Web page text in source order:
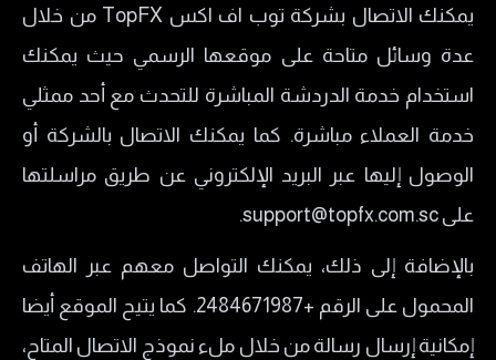
يمكنك الاتصال بشركة توب اف اكس TopFX من خلال
عدة وسائل متاحة على موقعها الرسمي حيث يمكنك
استخدام خدمة الدردشة المباشرة للتحدث مع أحد ممثلي
خدمة العملاء مباشرة. كما يمكنك الاتصال بالشركة أو
الوصول إليها عبر البريد الإلكتروني عن طريق مراسلتها
على support@topfx.com.sc.
بالإضافة إلى ذلك، يمكنك التواصل معهم عبر الهاتف
المحمول على الرقم +2484671987. كما يتيح الموقع أيضا
إمكانية إرسال رسالة من خلال ملء نموذج الاتصال المتاح،